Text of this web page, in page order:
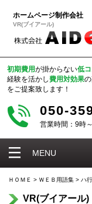
ホームページ制作会社
VR(ブイアール)
初期費用が掛からない低
経験を活かし費用対効果
をご提案致します！
050-
営業時間：9時
MENU
ＨＯＭＥ > ＷＥＢ用語集 > ハ行
VR(ブイアール)